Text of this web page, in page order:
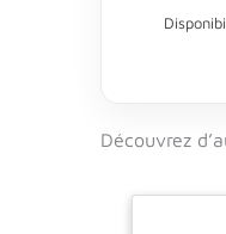
de
Découvrez